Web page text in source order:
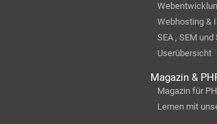
Webhosting &
SEA , SEM und
Userübersicht
Magazin &
Magazin für
Lernen mit